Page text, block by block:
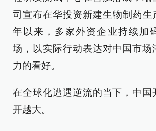
司宣布在华投资新建生物制药
年以来，多家外资企业持续加
场，以实际行动表达对中国市场
力的看好。
在全球化遭遇逆流的当下，中国
开越大。